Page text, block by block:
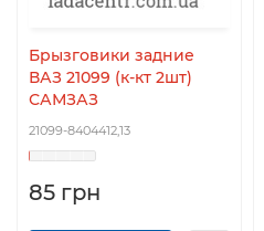
Брызговики задние
ВАЗ 21099 (к-кт 2шт)
САМЗАЗ
21099-8404412,13
85 грн